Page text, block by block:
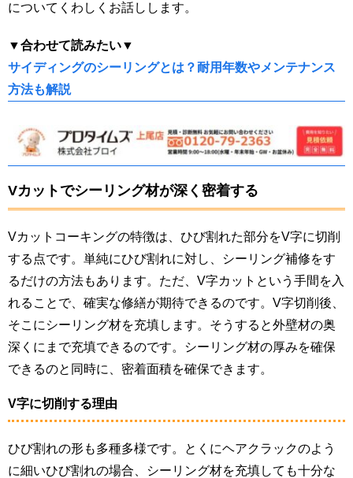
についてくわしくお話しします。
▼合わせて読みたい▼
サイディングのシーリングとは？耐用年数やメンテナンス
方法も解説
Vカットでシーリング材が深く密着する
Vカットコーキングの特徴は、ひび割れた部分をV字に切削
する点です。単純にひび割れに対し、シーリング補修をす
るだけの方法もあります。ただ、V字カットという手間を入
れることで、確実な修繕が期待できるのです。V字切削後、
そこにシーリング材を充填します。そうすると外壁材の奥
深くにまで充填できるのです。シーリング材の厚みを確保
できるのと同時に、密着面積を確保できます。
V字に切削する理由
ひび割れの形も多種多様です。とくにヘアクラックのよう
に細いひび割れの場合、シーリング材を充填しても十分な